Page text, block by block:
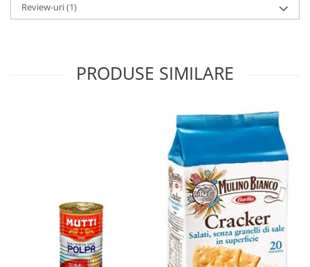
Review-uri(1)
PRODUSE SIMILARE